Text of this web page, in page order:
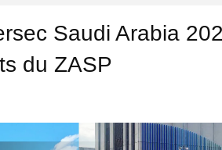
Saudi Arabia
du ZASP